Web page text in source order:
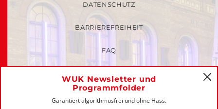
WUK Newsletter und
Programmfolder
Garantiert algorithmusfrei und ohne Hass.
DATENSCHUTZ
BARRIEREFREIHEIT
FAQ